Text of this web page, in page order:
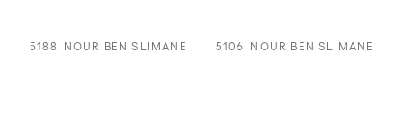
5188 NOUR BEN SLIMANE 5106 NOUR BEN SLIMANE